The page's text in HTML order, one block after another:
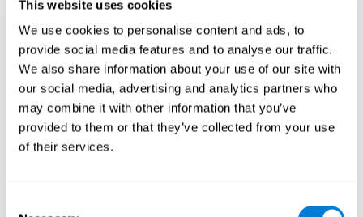
This website uses cookies
We use cookies to personalise content and ads, to
provide social media features and to analyse our traffic.
We also share information about your use of our site with
our social media, advertising and analytics partners who
may combine it with other information that you’ve
provided to them or that they’ve collected from your use
of their services.
s'appelle Klondike et c'est celle utilisée dans les versions
ordinateur et mobile. CogniFit, voyant qu'il s'agit d'un jeu avec
tant d'histoire et de polyvalence, a décidé de créer un jeu
classique avec des touches spéciales pour entraîner diverses
compétences cognitives telles que la mémoire à court terme, la
planification et la surveillance.
Comment le jeu d'esprit « Solitaire »
améliore-t-il mes capacités
Jouer à plusieurs reprises et s'entraîner régulièrement avec le